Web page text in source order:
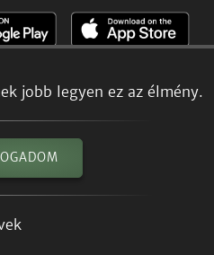
jobb legyen ez az élmény.